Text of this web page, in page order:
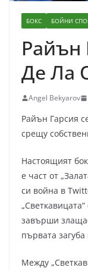
БОКС БОЙНИ
Райън
Де Ла
Angel Bekyarov
Райън Гарсия
срещу
Настоящият
е част от
си война в
завърши
първата
Между